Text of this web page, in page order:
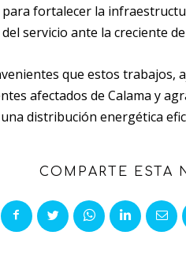
fortalecer la
servicio ante la creciente
que estos
afectados de Calama y
distribución energética
COMPARTE ESTA